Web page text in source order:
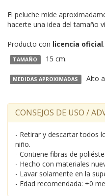
El peluche mide
hacerte una idea del tamaño
Producto con licencia oficial.
TAMAÑO 15 cm.
MEDIDAS APROXIMADAS Alto
CONSEJOS DE USO /
- Retirar y descartar todos
niño.
- Contiene fibras de
- Hecho con materiales
- Lavar solamente en la
- Edad recomendada: +0